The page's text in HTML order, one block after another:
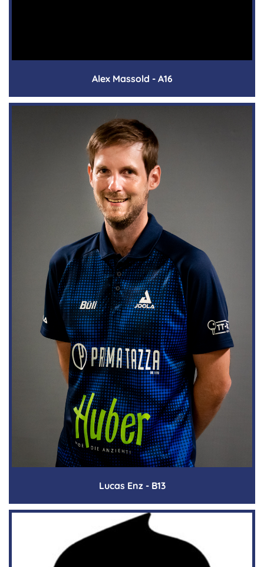
Alex Massold - A16
Lucas Enz - B13